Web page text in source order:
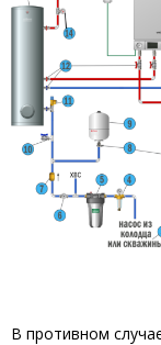
В противном